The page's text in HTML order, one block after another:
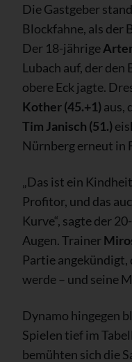
Die Gastgeber
Blockfahne, als der
Der 18-jährige
Lubach auf, der
obere Eck jagte.
Kother (45.+1) aus,
Tim Janisch (51.)
Nürnberg erneut in
„Das ist ein
Profitor, und das
Kurve“, sagte der
Augen. Trainer
Partie angekündigt,
werde – und seine
Dynamo hingegen
Spielen tief im
bemühten sich die